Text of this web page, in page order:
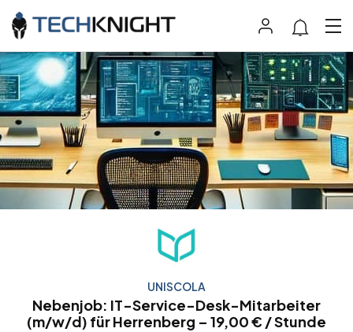
UNISCOLA
Nebenjob: IT-Service-Desk-Mitarbeiter
(m/w/d) für Herrenberg – 19,00 € / Stunde